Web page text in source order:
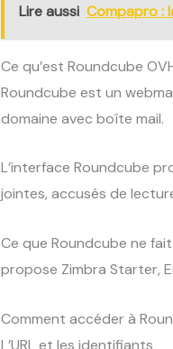
Lire aussi Compapro :
Ce qu’est Roundcube
Roundcube est un
domaine avec boîte mail.
L’interface Roundcube
jointes, accusés de
Ce que Roundcube ne
propose Zimbra Starter,
Comment accéder à
L’URL et les identifiants